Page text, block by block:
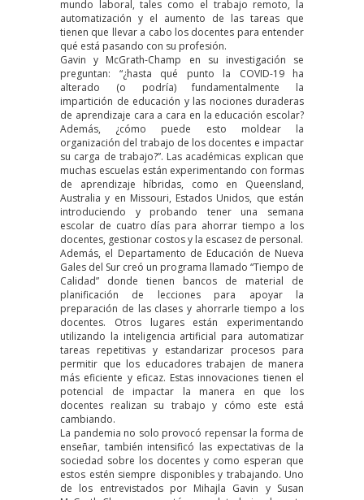
mundo laboral, tales como el trabajo remoto, la
automatización y el aumento de las tareas que
tienen que llevar a cabo los docentes para entender
qué está pasando con su profesión.
Gavin y McGrath-Champ en su investigación se
preguntan: “¿hasta qué punto la COVID-19 ha
alterado (o podría) fundamentalmente la
impartición de educación y las nociones duraderas
de aprendizaje cara a cara en la educación escolar?
Además, ¿cómo puede esto moldear la
organización del trabajo de los docentes e impactar
su carga de trabajo?”. Las académicas explican que
muchas escuelas están experimentando con formas
de aprendizaje híbridas, como en Queensland,
Australia y en Missouri, Estados Unidos, que están
introduciendo y probando tener una semana
escolar de cuatro días para ahorrar tiempo a los
docentes, gestionar costos y la escasez de personal.
Además, el Departamento de Educación de Nueva
Gales del Sur creó un programa llamado “Tiempo de
Calidad” donde tienen bancos de material de
planificación de lecciones para apoyar la
preparación de las clases y ahorrarle tiempo a los
docentes. Otros lugares están experimentando
utilizando la inteligencia artificial para automatizar
tareas repetitivas y estandarizar procesos para
permitir que los educadores trabajen de manera
más eficiente y eficaz. Estas innovaciones tienen el
potencial de impactar la manera en que los
docentes realizan su trabajo y cómo este está
cambiando.
La pandemia no solo provocó repensar la forma de
enseñar, también intensificó las expectativas de la
sociedad sobre los docentes y como esperan que
estos estén siempre disponibles y trabajando. Uno
de los entrevistados por Mihajla Gavin y Susan